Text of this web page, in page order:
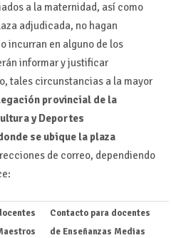
a la maternidad, así como
adjudicada, no hagan
incurran en alguno de los
informar y justificar
tales circunstancias a la mayor
provincial de la
y Deportes
se ubique la plaza
de correo, dependiendo
Contacto para docentes
de Enseñanzas Medias